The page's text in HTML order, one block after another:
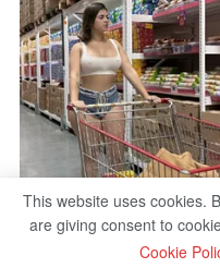
This website uses cookies.
are giving consent to
Cookie